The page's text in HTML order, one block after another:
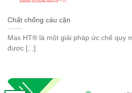
Chất chống cáu cặn
Max HT® là một giải pháp ức chế quy
được [...]